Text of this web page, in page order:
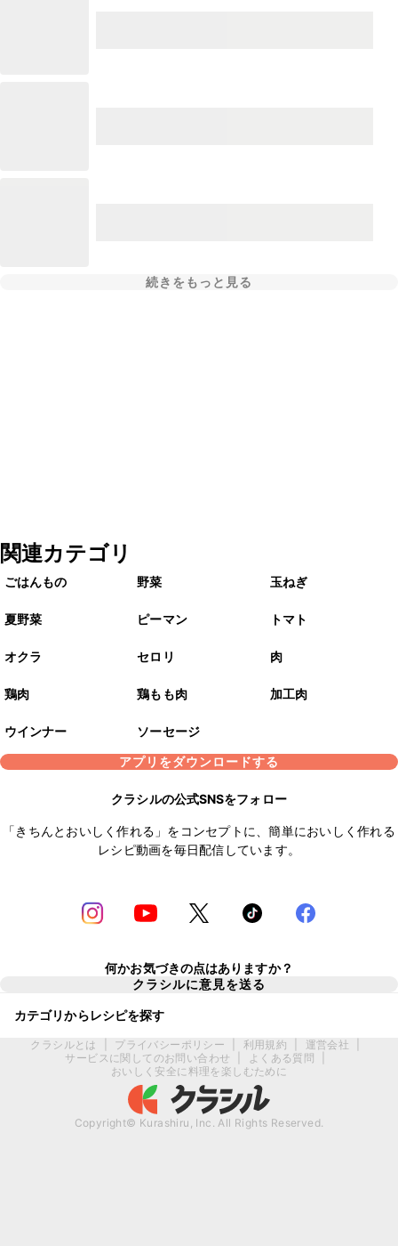
続きをもっと見る
関連カテゴリ
ごはんもの 野菜 玉ねぎ
夏野菜 ピーマン トマト
オクラ セロリ 肉
鶏肉 鶏もも肉 加工肉
ウインナー
ソーセージ
アプリをダウンロードする
クラシルの公式SNSをフォロー
「きちんとおいしく作れる」をコンセプトに、簡単においしく作れる
レシピ動画を毎日配信しています。
何かお気づきの点はありますか？
クラシルに意見を送る
カテゴリからレシピを探す
クラシルとは プライバシーポリシー 利用規約 運営会社
サービスに関してのお問い合わせ
よくある質問
おいしく安全に料理を楽しむために
Copyright© Kurashiru, Inc. All Rights Reserved.